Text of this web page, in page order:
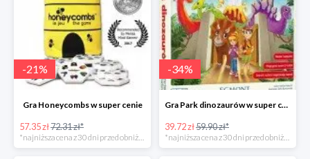
-21%
Gra Honeycombs w super cenie
57.35 zł72.31 zł*
*najniższa cena z 30 dni przed obniżką
-34%
Gra Park dinozaurów w super cenie
39.72 zł59.90 zł*
*najniższa cena z 30 dni przed obniżką